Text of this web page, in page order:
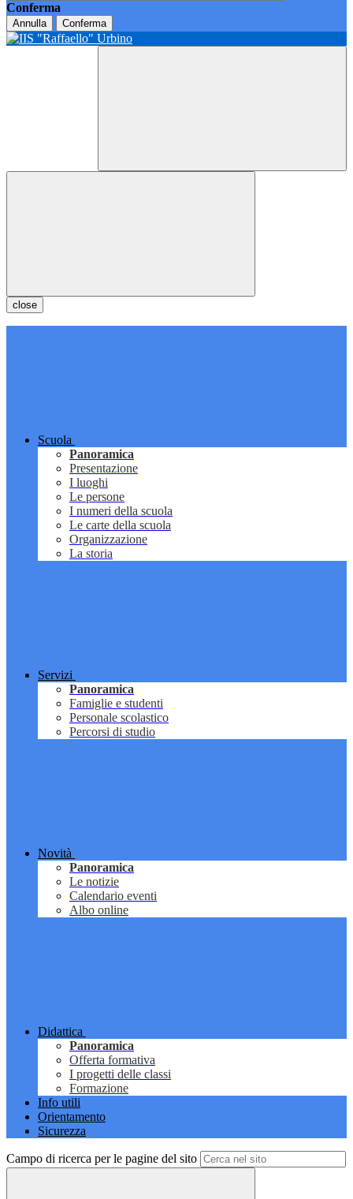
Conferma
Annulla Conferma
close
Scuola
Panoramica
Presentazione
I luoghi
Le persone
I numeri della scuola
Le carte della scuola
Organizzazione
La storia
Servizi
Panoramica
Famiglie e studenti
Personale scolastico
Percorsi di studio
Novità
Panoramica
Le notizie
Calendario eventi
Albo online
Didattica
Panoramica
Offerta formativa
I progetti delle classi
Formazione
Info utili
Orientamento
Sicurezza
Campo di ricerca per le pagine del sito